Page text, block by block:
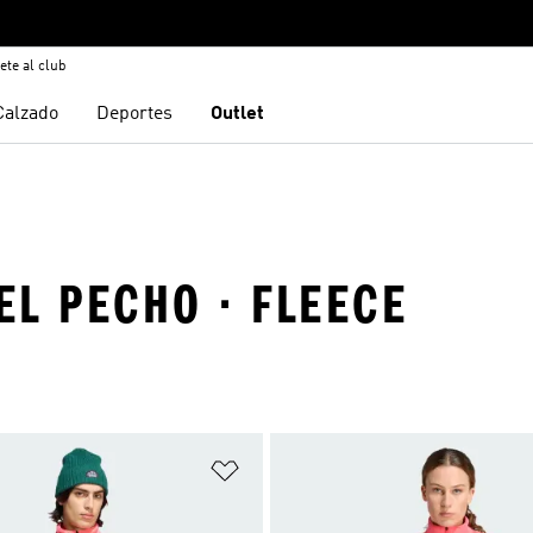
al club
Deportes Outlet
PECHO · FLEECE
de deseos Añadir a la lista de deseos